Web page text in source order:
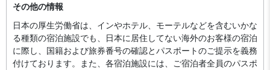
その他の情報
日本の厚生労働省は、インやホテル、モーテルなどを含むいかな
る種類の宿泊施設でも、日本に​居住してない海外のお客様の宿泊
に際し、国籍および旅券番号の確認とパスポートのご提示を義務
付け​ております。また、各宿泊施設には、ご宿泊者全員のパスポ